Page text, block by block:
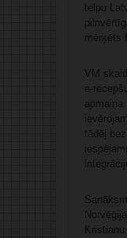
telpu
mērķēts
VM
e-
tādēļ